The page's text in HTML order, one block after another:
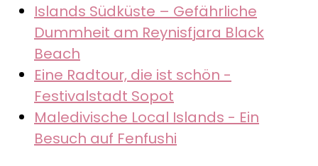
Islands Südküste – Gefährliche
Dummheit am Reynisfjara Black
Beach
Eine Radtour, die ist schön -
Festivalstadt Sopot
Maledivische Local Islands - Ein
Besuch auf Fenfushi